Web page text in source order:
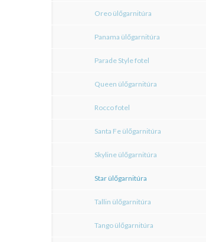
Oreo ülőgarnitúra
Panama ülőgarnitúra
Parade Style fotel
Queen ülőgarnitúra
Rocco fotel
Santa Fe ülőgarnitúra
Skyline ülőgarnitúra
Star ülőgarnitúra
Tallin ülőgarnitúra
Tango ülőgarnitúra